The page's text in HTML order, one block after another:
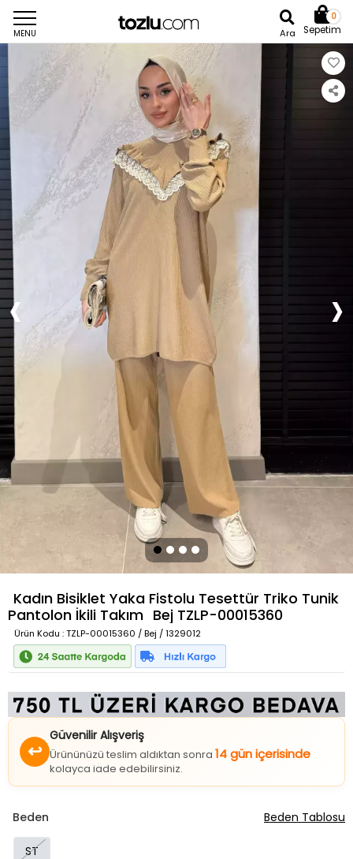
MENU Ara
0
Sepetim
Kadın Bisiklet Yaka Fistolu Tesettür Triko Tunik
Pantolon İkili Takım Bej TZLP-00015360
Ürün Kodu : TZLP-00015360 / Bej / 1329012
Güvenilir Alışveriş
Ürününüzü teslim aldıktan sonra
kolayca iade edebilirsiniz.
ST